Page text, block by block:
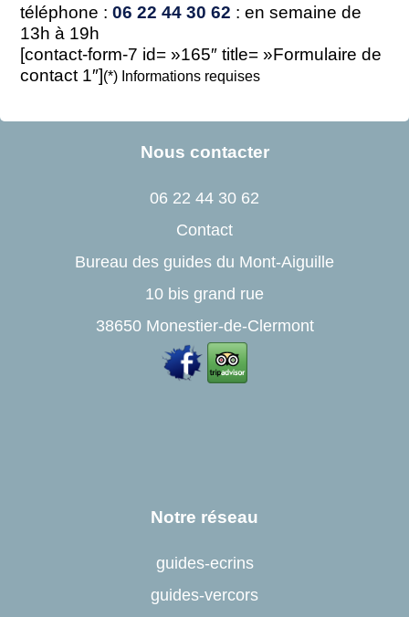
téléphone :06 22 44 30 62 : en semaine de
13h à 19h
[contact-form-7 id= »165″ title= »Formulaire de
contact 1″](*) Informations requises
Nous contacter
06 22 44 30 62
Contact
Bureau des guides du Mont-Aiguille
10 bis grand rue
38650 Monestier-de-Clermont
Notre réseau
guides-ecrins
guides-vercors